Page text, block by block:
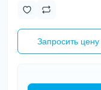
Запросить цену